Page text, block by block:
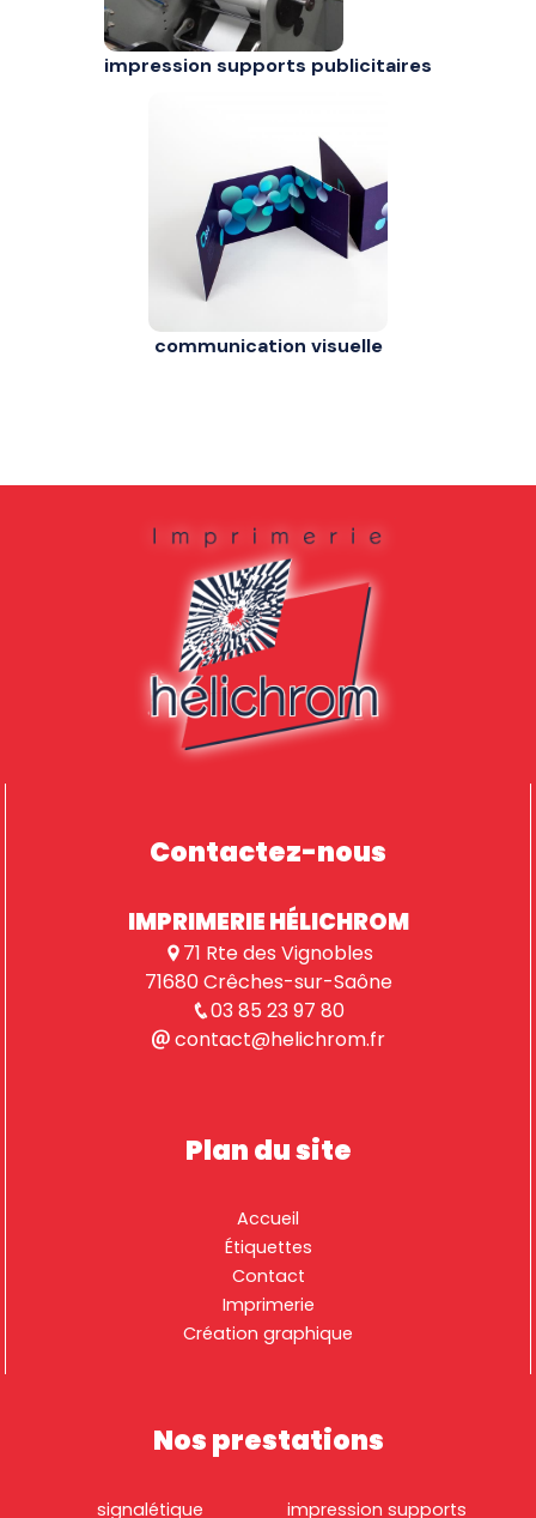
impression supports publicitaires
communication visuelle
Contactez-nous
IMPRIMERIE HÉLICHROM
71 Rte des Vignobles
71680 Crêches-sur-Saône
03 85 23 97 80
contact@helichrom.fr
Plan du site
Accueil
Étiquettes
Contact
Imprimerie
Création graphique
Nos prestations
signalétique impression supports